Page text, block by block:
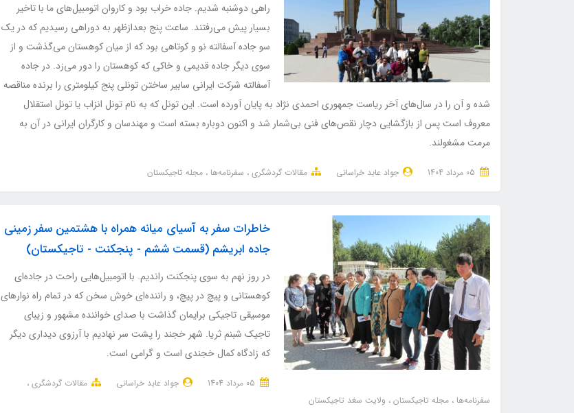
راهی دوشنبه شدیم. جاده خراب بود و کاروان اتومبیل‌های ما با تاخیر
بسیار پیش می‌رفتند. ساعت پنج بعدازظهر به دوراهی رسیدیم که در یک
سو جاده آسفالته نو و کوتاهی بود که از میان کوهستان می‌گذشت و از
سوی دیگر جاده قدیمی و خاکی که کوهستان را دور می‌زد. در جاده
آسفالته شرکت ایرانی سابیر ساختن تونلی پنج کیلومتری را برنده مناقصه
شده و آن را در سال‌های آخر ریاست جمهوری احمدی نژاد به پایان آورده است. این تونل که به نام تونل انزاب یا تونل استقلال
معروف است پس از بازگشایی دچار نقص‌های فنی بی‌شمار شد و اکنون دوباره بسته است و مهندسان و کارگران ایرانی در آن به
مرمت مشغولند.
جواد عابد خراسانی مقالات گردشگری سفرنامه‌ها مجله تاجیکستان
خاطرات سفر به آسیای میانه همراه با هشتمین سفر زمینی
جاده ابریشم (قسمت ششم - پنجکنت - تاجیکستان)
در روز نهم به سوی پنجکنت راندیم. با اتومبیل‌هایی راحت در جاده‌ای
کوهستانی و پیچ در پیچ، و راننده‌ای خوش سخن که در تمام راه نوارهای
موسیقی تاجیکی برایمان گذاشت با صدای خواننده مشهور و زیبای
تاجیک شبنم ثریا. شهر خجند را پشت سر نهادیم با آرزوی دیداری دیگر
که زادگاه کمال خجندی است و گرامی است.
جواد عابد خراسانی
مقالات گردشگری
سفرنامه‌ها
مجله تاجیکستان ولایت سغد تاجیکستان